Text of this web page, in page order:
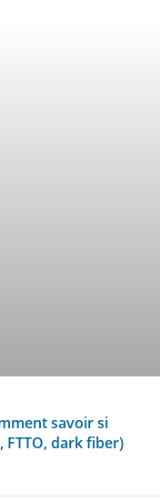
savoir si
FTTO, dark fiber)